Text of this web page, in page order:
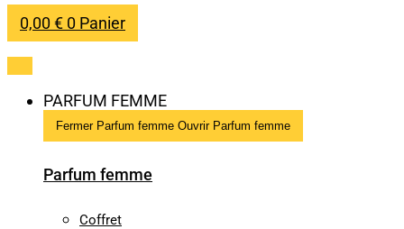
0,00€ 0 Panier
PARFUM FEMME
Fermer Parfum femme Ouvrir Parfum femme
Parfum femme
Coffret